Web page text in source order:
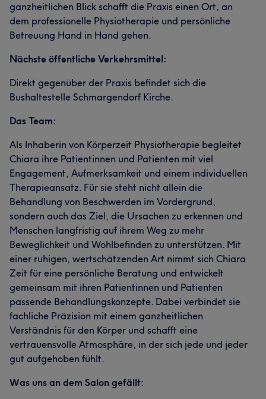
ganzheitlichen Blick schafft die Praxis einen Ort, an
dem professionelle Physiotherapie und persönliche
Betreuung Hand in Hand gehen.
Nächste öffentliche Verkehrsmittel:
Direkt gegenüber der Praxis befindet sich die
Bushaltestelle Schmargendorf Kirche.
Das Team:
Als Inhaberin von Körperzeit Physiotherapie begleitet
Chiara ihre Patientinnen und Patienten mit viel
Engagement, Aufmerksamkeit und einem individuellen
Therapieansatz. Für sie steht nicht allein die
Behandlung von Beschwerden im Vordergrund,
sondern auch das Ziel, die Ursachen zu erkennen und
Menschen langfristig auf ihrem Weg zu mehr
Beweglichkeit und Wohlbefinden zu unterstützen. Mit
einer ruhigen, wertschätzenden Art nimmt sich Chiara
Zeit für eine persönliche Beratung und entwickelt
gemeinsam mit ihren Patientinnen und Patienten
passende Behandlungskonzepte. Dabei verbindet sie
fachliche Präzision mit einem ganzheitlichen
Verständnis für den Körper und schafft eine
vertrauensvolle Atmosphäre, in der sich jede und jeder
gut aufgehoben fühlt.
Was uns an dem Salon gefällt: